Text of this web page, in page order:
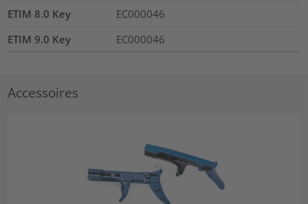
ETIM 8.0 Key
EC000046
ETIM 9.0 Key
EC000046
Accessoires